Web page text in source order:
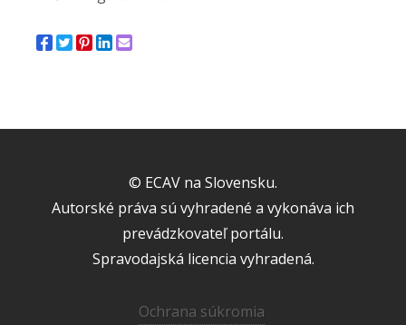
© ECAV na Slovensku.
Autorské práva sú vyhradené a vykonáva ich
prevádzkovateľ portálu.
Spravodajská licencia vyhradená.
Ochrana súkromia